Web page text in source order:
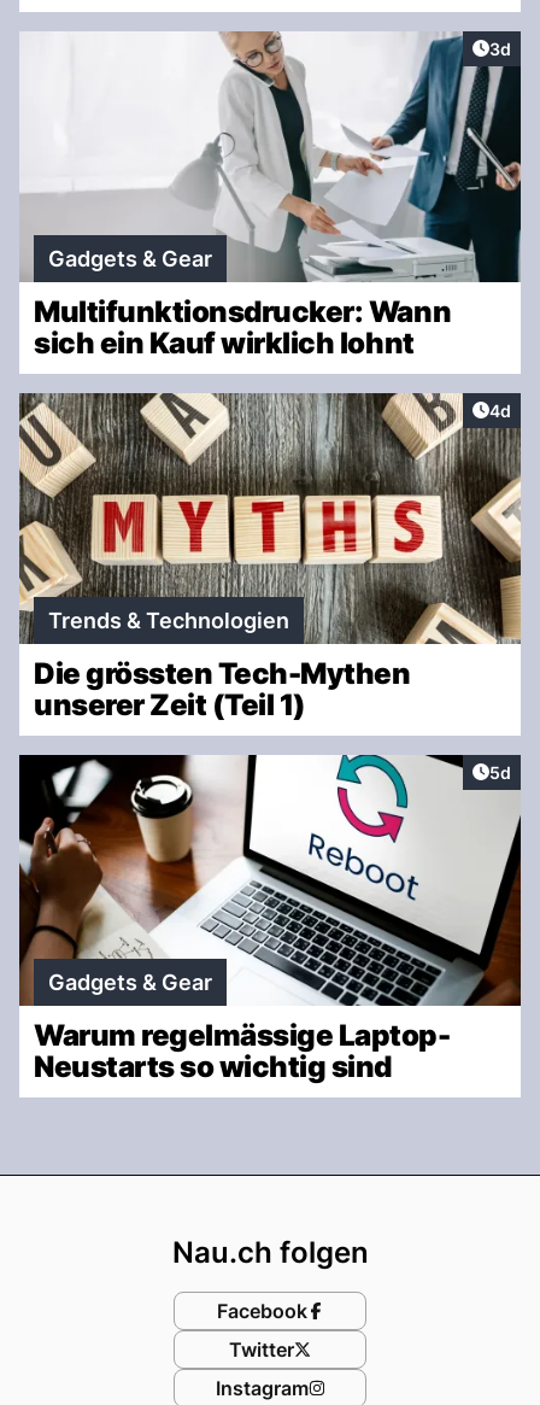
3d
Gadgets & Gear
Multifunktionsdrucker: Wann
sich ein Kauf wirklich lohnt
4d
Trends & Technologien
Die grössten Tech-Mythen
unserer Zeit (Teil 1)
5d
Gadgets & Gear
Warum regelmässige Laptop-
Neustarts so wichtig sind
Nau.ch folgen
Facebook
Twitter
Instagram